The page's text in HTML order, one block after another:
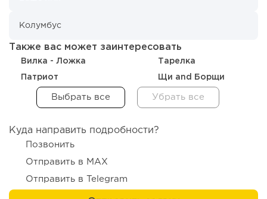
130
миллиарды:...
Также вас может заинтересовать
Вилка - Ложка Тарелка
Патриот Щи and Борщи
Куда направить подробности?
Позвонить
Отправить в MAX
Отправить в Telegram